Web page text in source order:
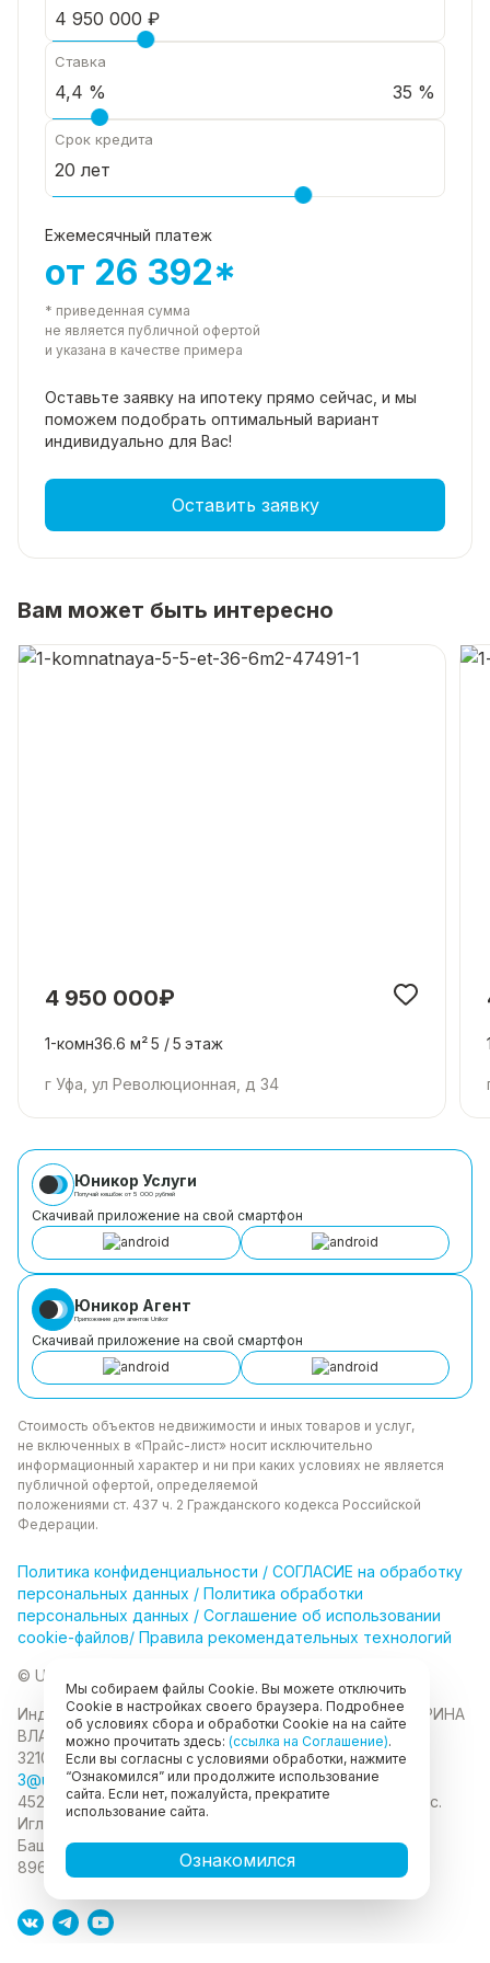
Звоните ❗ Записывайтесь на просмотр прямо
сейчас ❗ Рады будем ответить на все ваши
вопросы с 9:00 до 21:00​.
Ставка
35 %
Срок кредита
Ежемесячный платеж
от 26 392*
* приведенная сумма
не является публичной офертой
и указана в качестве примера
Оставьте заявку на ипотеку прямо сейчас, и мы
поможем подобрать оптимальный вариант
индивидуально для Вас!
Оставить заявку
Вам может быть интересно
4 950 000₽
1-комн36.6 м²5 /5 этаж
г Уфа, ул Революционная, д 34
Юникор Услуги
Получай кешбэк от 5 000 рублей
Скачивай приложение на свой смартфон
Юникор Агент
Приложение для агентов Unikor
Скачивай приложение на свой смартфон
Стоимость объектов недвижимости и иных товаров и услуг,
не включенных в «Прайс-лист» носит исключительно
информационный характер и ни при каких условиях не является
публичной офертой, определяемой
положениями ст. 437 ч. 2 Гражданского кодекса Российской
Федерации.
Политика конфиденциальности / СОГЛАСИЕ на обработку
персональных данных / Политика обработки
персональных данных / Соглашение об использовании
cookie-файлов/ Правила рекомендательных технологий
© Unikor 2026
Индивидуальный предприниматель КОЛОМАСОВА ИРИНА
ВЛАДИМИРОВНАИНН 022403630403 ОГРНИП
321028000134889
3@unikor.company
452410, Республика Башкортостан, Иглинский район, с.
Иглино, ул. Вербная, д. 9
Башкортостан, город Уфа, ул. Мустая Карима, д.6
89625477020
Мы собираем файлы Cookie. Вы можете отключить
Cookie в настройках своего браузера. Подробнее
об условиях сбора и обработки Cookie на на сайте
можно прочитать здесь: (ссылка на Соглашение).
Если вы согласны с условиями обработки, нажмите
“Ознакомился” или продолжите использование
сайта. Если нет, пожалуйста, прекратите
использование сайта.
Ознакомился